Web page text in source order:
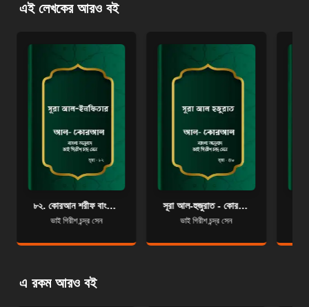
এই লেখকের আরও বই
৮২. কোরআন শরীফ বাংলা অনুবাদ - সূরা আল-ইনফিতার
ভাই গিরীশ চন্দ্র সেন
সূরা আল-হুজুরাত - কোরআন শরীফ বাংলা অনুবাদ - সূরা ৪৯
ভাই গিরীশ চন্দ্র সেন
এ রকম আরও বই